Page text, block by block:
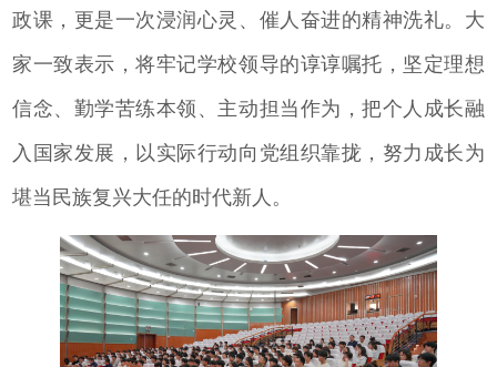
政课，更是一次浸润心灵、催人奋进的精神洗礼。大
家一致表示，将牢记学校领导的谆谆嘱托，坚定理想
信念、勤学苦练本领、主动担当作为，把个人成长融
入国家发展，以实际行动向党组织靠拢，努力成长为
堪当民族复兴大任的时代新人。